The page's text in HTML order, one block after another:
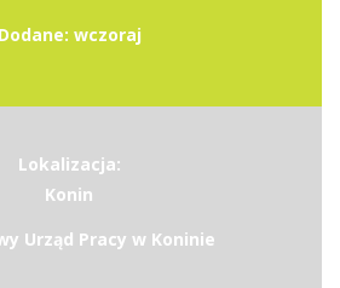
Dodane: wczoraj
Lokalizacja:
Konin
Urząd Pracy w Koninie